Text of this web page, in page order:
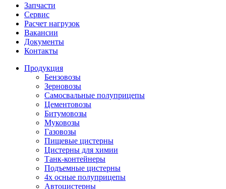
Запчасти
Сервис
Расчет нагрузок
Вакансии
Документы
Контакты
Продукция
Бензовозы
Зерновозы
Самосвальные полуприцепы
Цементовозы
Битумовозы
Муковозы
Газовозы
Пищевые цистерны
Цистерны для химии
Танк-контейнеры
Подъемные цистерны
4х осные полуприцепы
Автоцистерны